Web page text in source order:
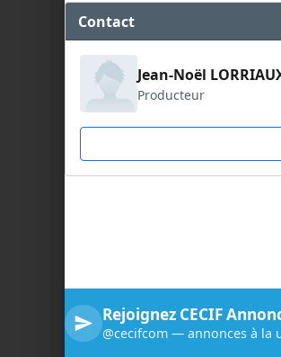
Contact
Jean-Noël
Producteur
Rejoignez CECIF
@cecifcom — annonces à la